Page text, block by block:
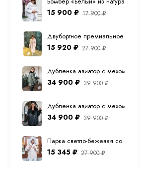
15 900 ₽ 17 900₽
Двубортное премиальное
15 920 ₽ 27 900₽
Дубленка авиатор с мехом
34 900 ₽ 39 900₽
Дубленка авиатор с мехом
34 900 ₽ 39 900₽
Парка светло-бежевая со
15 345 ₽ 27 900₽